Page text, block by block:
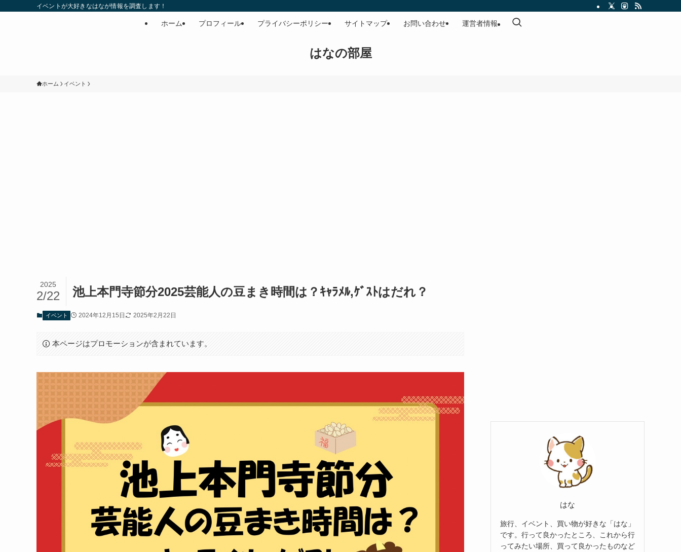
イベントが大好きなはなが情報を調査します！
はなの部屋
ホーム プロフィール プライバシーポリシー サイトマップ お問い合わせ 運営者情報
ホーム イベント
池上本門寺節分2025芸能人の豆まき時間は？ｷｬﾗﾒﾙ,ｹﾞｽﾄはだれ？
2025
2/22
イベント 2024年12月15日 2025年2月22日
本ページはプロモーションが含まれています。
はな
旅行、イベント、買い物が好きな「はな」
です。行って良かったところ、これから行
ってみたい場所、買って良かったものなど